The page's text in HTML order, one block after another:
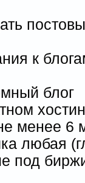
к
блог
менее 6
любая
под